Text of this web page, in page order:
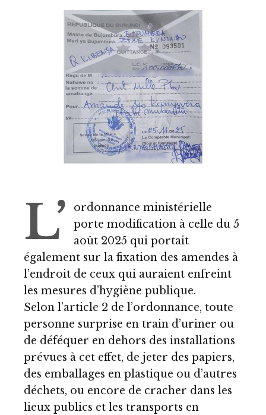
L’
ordonnance ministérielle
porte modification à celle du 5
août 2025 qui portait
également sur la fixation des amendes à
l’endroit de ceux qui auraient enfreint
les mesures d’hygiène publique.
Selon l’article 2 de l’ordonnance, toute
personne surprise en train d’uriner ou
de déféquer en dehors des installations
prévues à cet effet, de jeter des papiers,
des emballages en plastique ou d’autres
déchets, ou encore de cracher dans les
lieux publics et les transports en